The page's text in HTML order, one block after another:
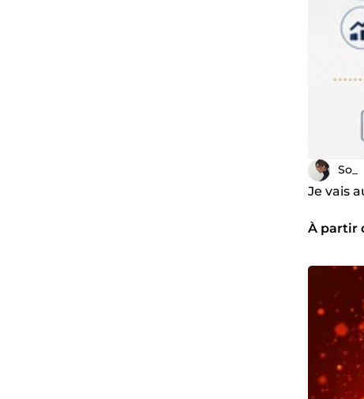
So_
Je vais
À partir